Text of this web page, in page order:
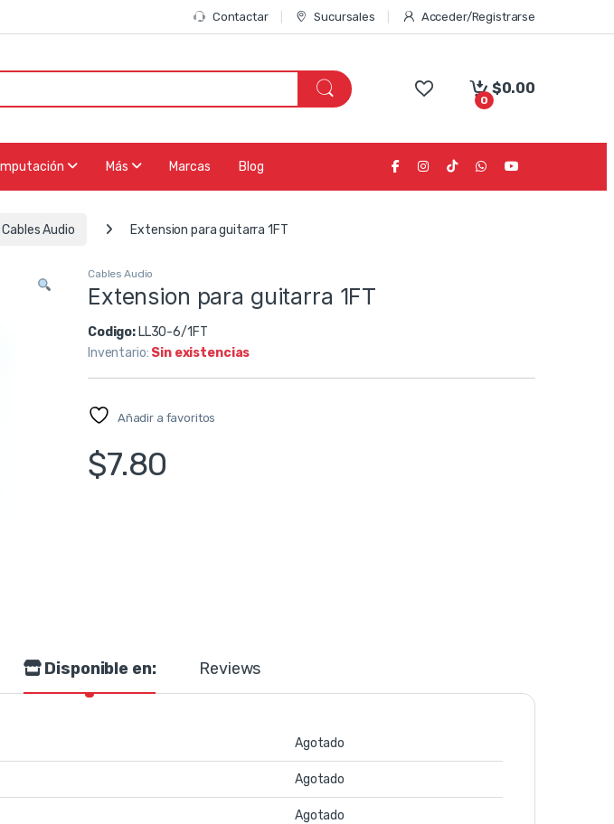
Contactar Sucursales Acceder/Registrarse
0
$0.00
Más Marcas Blog
Cables Audio Extension para guitarra 1FT
Cables Audio
Extension para guitarra 1FT
Codigo: LL30-6/1FT
Inventario: Sin existencias
Añadir a favoritos
$7.80
Disponible en: Reviews
Agotado
Agotado
Agotado